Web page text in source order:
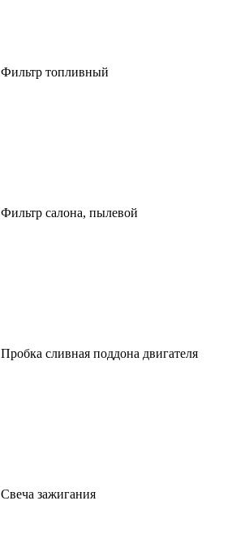
Фильтр топливный
Фильтр салона, пылевой
Пробка сливная поддона двигателя
Свеча зажигания